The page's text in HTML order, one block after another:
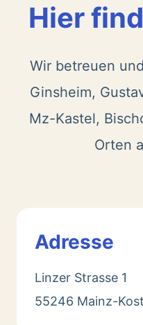
Hier
Wir betreuen
Ginsheim,
Mz-Kastel,
Orten
Adresse
Linzer Strasse 1
55246 Mainz-